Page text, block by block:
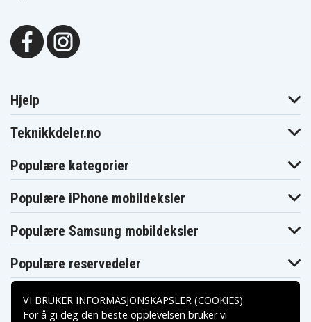
Hjelp
Teknikkdeler.no
Populære kategorier
Populære iPhone mobildeksler
Populære Samsung mobildeksler
Populære reservedeler
VI BRUKER INFORMASJONSKAPSLER (COOKIES)
For å gi deg den beste opplevelsen bruker vi